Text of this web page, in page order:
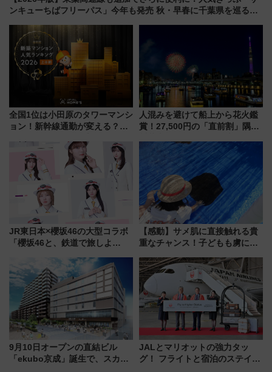
ンキューちばフリーパス」今年も発売 秋・早春に千葉県を巡るな
全国1位は小田原のタワーマンシ
ョン！新幹線通勤が変える？
【新築マンション人気ランキン
グ】
人混みを避けて船上から花火鑑
賞！27,500円の「直前割」隅田
メも持ち込みOK
JR東日本×櫻坂46の大型コラボ
「櫻坂46と、鉄道で旅しよ
潟・長野・庄内へ
【感動】サメ肌に直接触れる貴
重なチャンス！子どもも虜にな
メのタッチングプール」【夏休
み限定企画】
9月10日オープンの直結ビル
「ekubo京成」誕生で、スカイ
JALとマリオットの強力タッ
グ！ フライトと宿泊のステイタ